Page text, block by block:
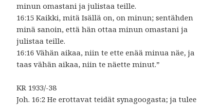
minun omastani ja julistaa teille.
16:15 Kaikki, mitä Isällä on, on minun; sentähden
minä sanoin, että hän ottaa minun omastani ja
julistaa teille.
16:16 Vähän aikaa, niin te ette enää minua näe, ja
taas vähän aikaa, niin te näette minut.”
KR 1933/-38
Joh. 16:2 He erottavat teidät synagoogasta; ja tulee